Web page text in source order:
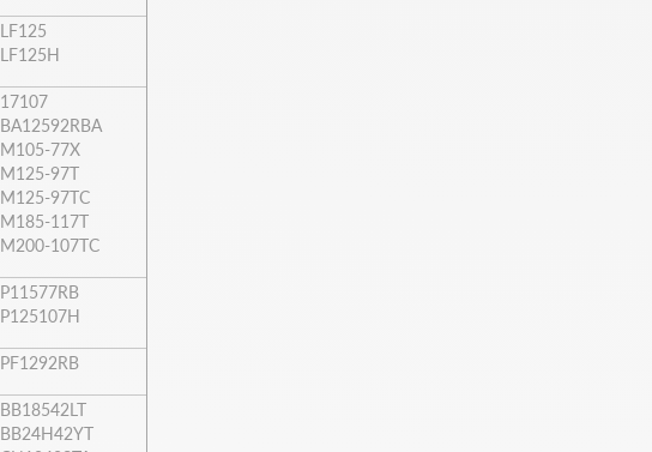
LF125
LF125H
17107
BA12592RBA
M105-77X
M125-97T
M125-97TC
M185-117T
M200-107TC
P11577RB
P125107H
PF1292RB
BB18542LT
BB24H42YT